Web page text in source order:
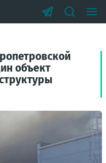
объект